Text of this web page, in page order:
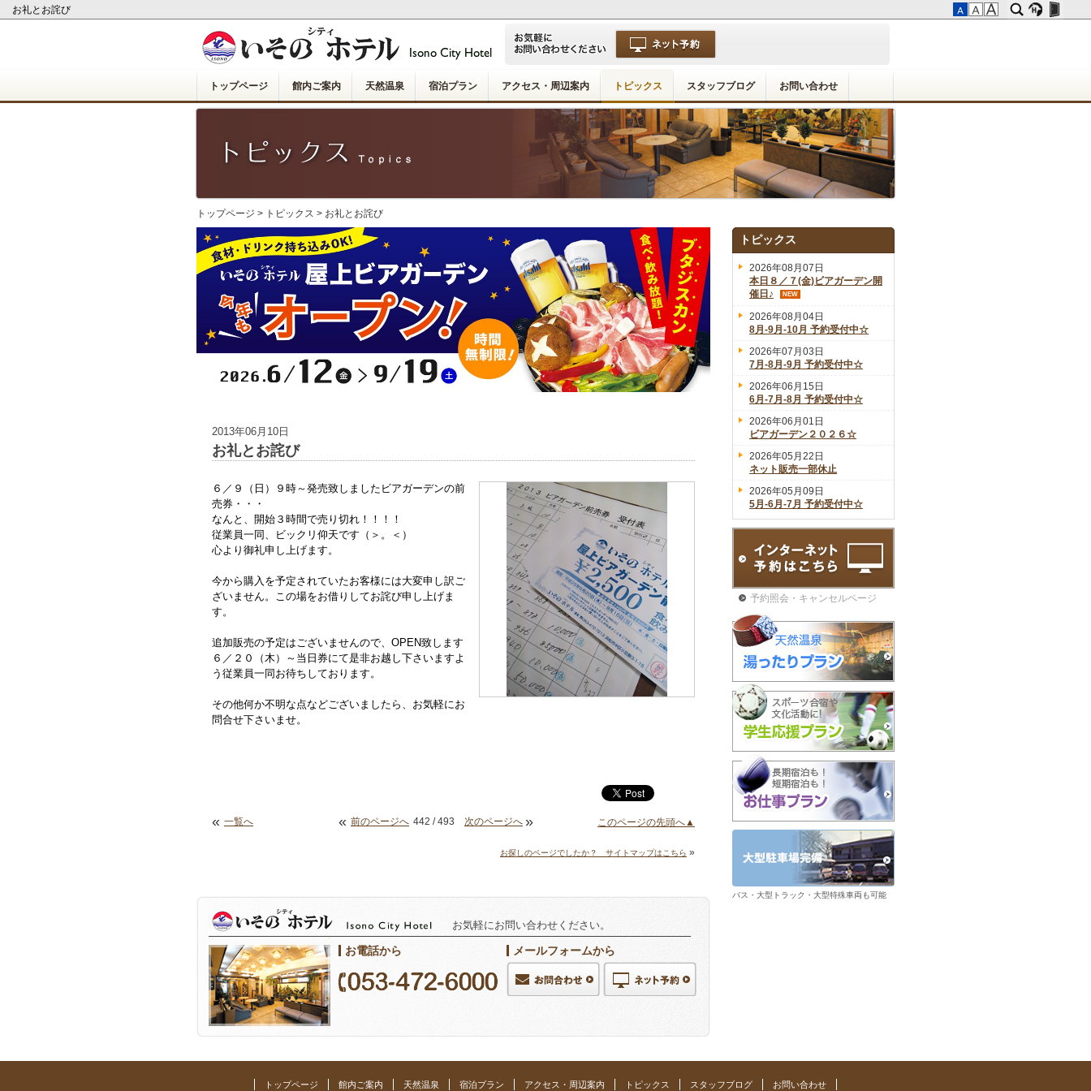
お礼とお詫び
トップページ 館内ご案内 天然温泉 宿泊プラン アクセス・周辺案内 トピックス スタッフブログ お問い合わせ
トップページ > トピックス > お礼とお詫び
2013年06月10日
お礼とお詫び
６／９（日）９時～発売致しましたビアガーデンの前
売券・・・
なんと、開始３時間で売り切れ！！！！
従業員一同、ビックリ仰天です（＞。＜）
心より御礼申し上げます。
今から購入を予定されていたお客様には大変申し訳ご
ざいません。この場をお借りしてお詫び申し上げま
す。
追加販売の予定はございませんので、OPEN致します
６／２０（木）～当日券にて是非お越し下さいますよ
う従業員一同お待ちしております。
その他何か不明な点などございましたら、お気軽にお
問合せ下さいませ。
« 一覧へ « 前のページへ 442 / 493 次のページへ » このページの先頭へ▲
お探しのページでしたか？ サイトマップはこちら »
お気軽にお問い合わせください。
お電話から メールフォームから
トピックス
2026年08月07日
本日８／７(金)ビアガーデン開
催日♪
NEW
2026年08月04日
8月-9月-10月 予約受付中☆
2026年07月03日
7月-8月-9月 予約受付中☆
2026年06月15日
6月-7月-8月 予約受付中☆
2026年06月01日
ビアガーデン２０２６☆
2026年05月22日
ネット販売一部休止
2026年05月09日
5月-6月-7月 予約受付中☆
予約照会・キャンセルページ
バス・大型トラック・大型特殊車両も可能
トップページ 館内ご案内 天然温泉 宿泊プラン アクセス・周辺案内 トピックス スタッフブログ お問い合わせ